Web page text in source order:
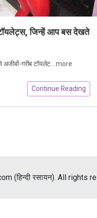
जिन्हें आप बस देखते
गरीब टॉयलेट...more
Continue Reading
(हिन्दी रसायन). All rights